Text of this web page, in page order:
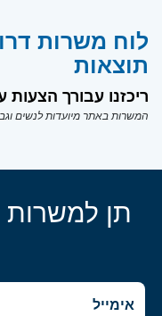
לוח משרות
תוצאות
ריכזנו עבורך
המשרות באתר מיועדות לנשים
תן